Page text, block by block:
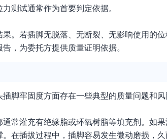
测试通常作为首要判定依据。
。若插脚无脱落、无断裂、无影响使用的
，为委托方提供质量证明依据。
脚牢固度方面存在一些典型的质量问题和
常灌充有绝缘脂或环氧树脂等填充剂。如
在插拔过程中，插脚容易发生微动磨损，